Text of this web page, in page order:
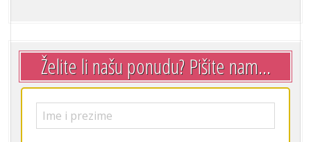
Želite li našu ponudu? Pišite nam...